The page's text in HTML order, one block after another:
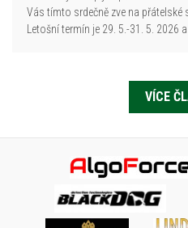
Vás tímto srdečně zve na přátelské
Letošní termín je 29. 5.-31. 5. 2026 a
VÍCE